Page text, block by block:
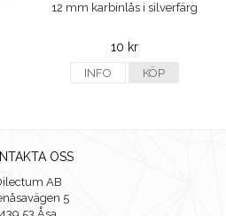
12 mm karbinlås i silverfärg
10 kr
INFO KÖP
OSS
AB
5